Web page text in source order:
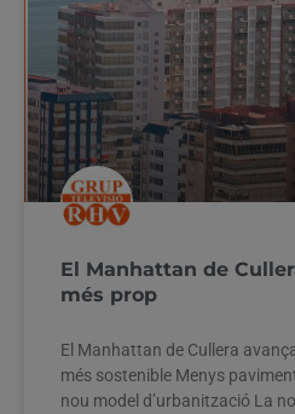
El Manhattan de
més prop
El Manhattan de Cullera
més sostenible Menys
nou model d’urbanització La